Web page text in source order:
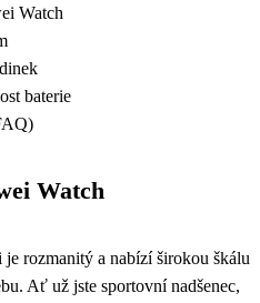
Watch
baterie
Watch
rozmanitý a nabízí širokou škálu
Ať už jste sportovní nadšenec,